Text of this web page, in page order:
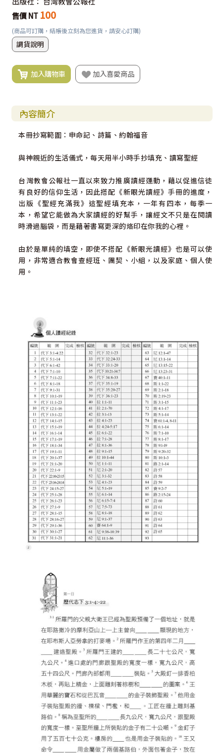
售價 NT 100
(商品可訂購，結帳後立刻為您進貨，請安心訂購)
調貨說明
加入購物車 加入喜愛商品
內容簡介
本冊抄寫範圍：申命記、詩篇、約翰福音
與神親近的生活儀式，每天用半小時手抄填充、讀寫聖經
台灣教會公報社一直以來致力推廣讀經運動，藉以促進信徒
有良好的信仰生活，因此搭配《新眼光讀經》手冊的進度，
出版《聖經充滿我》這聖經填充本，一年有四本，每季一
本，希望它能做為大家讀經的好幫手，讓經文不只是在閱讀
時滑過腦袋，而是藉著書寫更深的烙印在你我的心裡。
由於是單純的填空，即使不搭配《新眼光讀經》也是可以使
用，非常適合教會查經班、團契、小組，以及家庭、個人使
用。